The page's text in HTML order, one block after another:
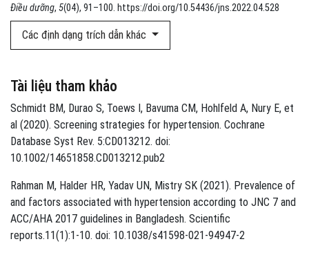
Điều dưỡng, 5(04), 91–100. https://doi.org/10.54436/jns.2022.04.528
Các định dạng trích dẫn khác
Tài liệu tham khảo
Schmidt BM, Durao S, Toews I, Bavuma CM, Hohlfeld A, Nury E, et
al (2020). Screening strategies for hypertension. Cochrane
Database Syst Rev. 5:CD013212. doi:
10.1002/14651858.CD013212.pub2
Rahman M, Halder HR, Yadav UN, Mistry SK (2021). Prevalence of
and factors associated with hypertension according to JNC 7 and
ACC/AHA 2017 guidelines in Bangladesh. Scientific
reports.11(1):1-10. doi: 10.1038/s41598-021-94947-2